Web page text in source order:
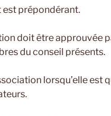
est prépondérant.
doit être approuvée
du conseil présents.
lorsqu’elle est